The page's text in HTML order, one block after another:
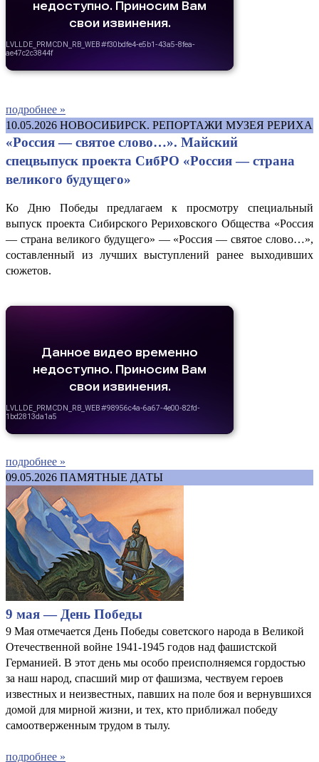
подробнее »
10.05.2026 НОВОСИБИРСК. РЕПОРТАЖИ МУЗЕЯ РЕРИХА
«Россия — святое слово…». Майский
спецвыпуск проекта СибРО «Россия — страна
великого будущего»
Ко Дню Победы предлагаем к просмотру специальный
выпуск проекта Сибирского Рериховского Общества «Россия
— страна великого будущего» — «Россия — святое слово…»,
составленный из лучших выступлений ранее выходивших
сюжетов.
подробнее »
09.05.2026 ПАМЯТНЫЕ ДАТЫ
9 мая — День Победы
9 Мая отмечается День Победы советского народа в Великой
Отечественной войне 1941-1945 годов над фашистской
Германией. В этот день мы особо преисполняемся гордостью
за наш народ, спасший мир от фашизма, чествуем героев
известных и неизвестных, павших на поле боя и вернувшихся
домой для мирной жизни, и тех, кто приближал победу
самоотверженным трудом в тылу.
подробнее »